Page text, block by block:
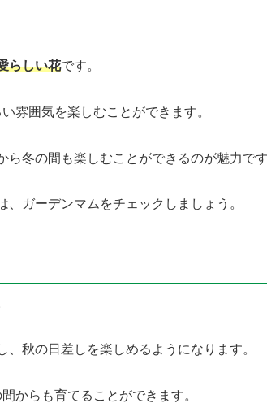
らしい花です。
雰囲気を楽しむことができます。
冬の間も楽しむことができるのが魅力です
ガーデンマムをチェックしましょう。
秋の日差しを楽しめるようになります。
からも育てることができます。